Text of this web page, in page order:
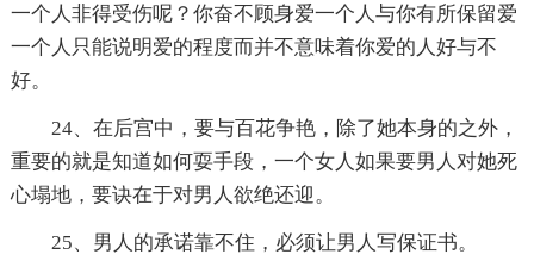
一个人非得受伤呢？你奋不顾身爱一个人与你有所保留爱
一个人只能说明爱的程度而并不意味着你爱的人好与不
好。
24、在后宫中，要与百花争艳，除了她本身的之外，
重要的就是知道如何耍手段，一个女人如果要男人对她死
心塌地，要诀在于对男人欲绝还迎。
25、男人的承诺靠不住，必须让男人写保证书。